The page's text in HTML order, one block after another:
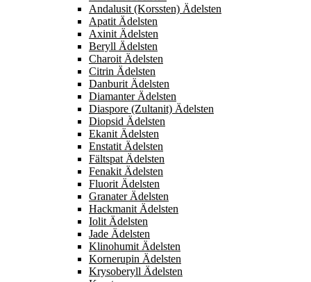
Andalusit (Korssten) Ädelsten
Apatit Ädelsten
Axinit Ädelsten
Beryll Ädelsten
Charoit Ädelsten
Citrin Ädelsten
Danburit Ädelsten
Diamanter Ädelsten
Diaspore (Zultanit) Ädelsten
Diopsid Ädelsten
Ekanit Ädelsten
Enstatit Ädelsten
Fältspat Ädelsten
Fenakit Ädelsten
Fluorit Ädelsten
Granater Ädelsten
Hackmanit Ädelsten
Iolit Ädelsten
Jade Ädelsten
Klinohumit Ädelsten
Kornerupin Ädelsten
Krysoberyll Ädelsten